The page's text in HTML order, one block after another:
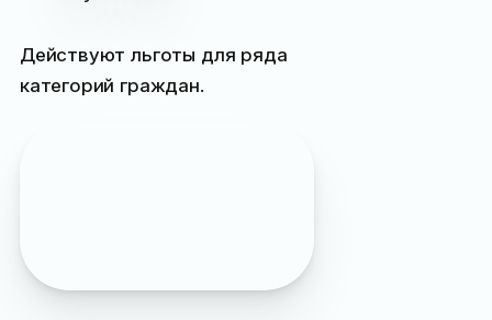
Действуют льготы для ряда
категорий граждан.